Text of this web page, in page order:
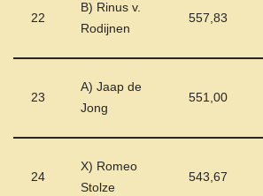
22
B) Rinus v.
Rodijnen
557,83
23
A) Jaap de
Jong
551,00
24
X) Romeo
Stolze
543,67